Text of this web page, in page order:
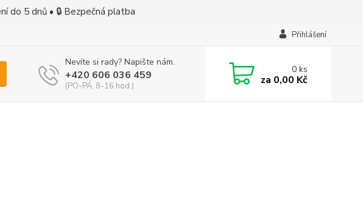
do 5 dnů • 🔒 Bezpečná platba
Přihlášení
Nevíte si rady? Napište nám.
+420 606 036 459
(PO-PÁ, 8-16 hod.)
0ks
za 0,00 Kč